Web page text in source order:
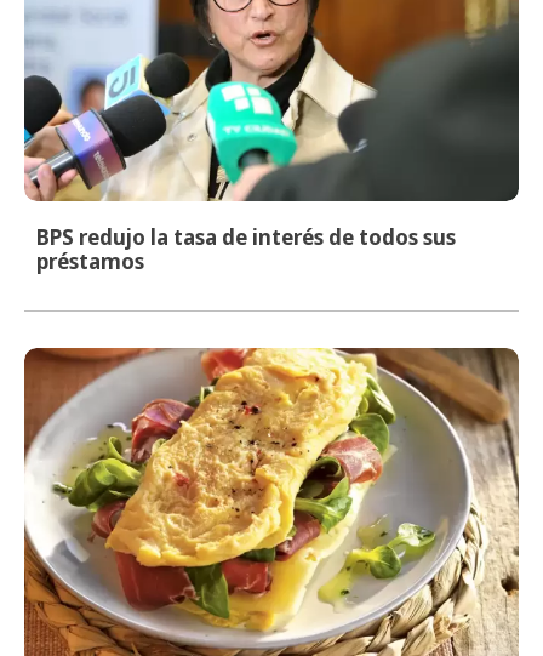
BPS redujo la tasa de interés de todos sus
préstamos